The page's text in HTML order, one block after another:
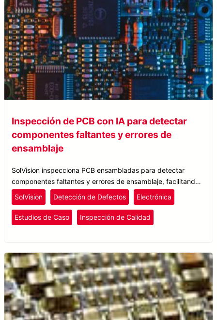
Inspección de PCB con IA para detectar
componentes faltantes y errores de
ensamblaje
SolVision inspecciona PCB ensambladas para detectar
componentes faltantes y errores de ensamblaje, facilitando
controles de calidad consistentes en distintos diseños de
placa.
SolVision Detección de Defectos Electrónica
Estudios de Caso Inspección de Calidad